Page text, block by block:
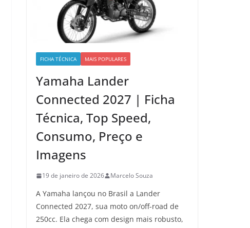
FICHA TÉCNICA MAIS POPULARES
Yamaha Lander
Connected 2027 | Ficha
Técnica, Top Speed,
Consumo, Preço e
Imagens
19 de janeiro de 2026 Marcelo Souza
A Yamaha lançou no Brasil a Lander
Connected 2027, sua moto on/off-road de
250cc. Ela chega com design mais robusto,